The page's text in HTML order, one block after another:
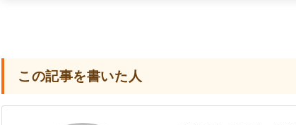
この記事を書いた人